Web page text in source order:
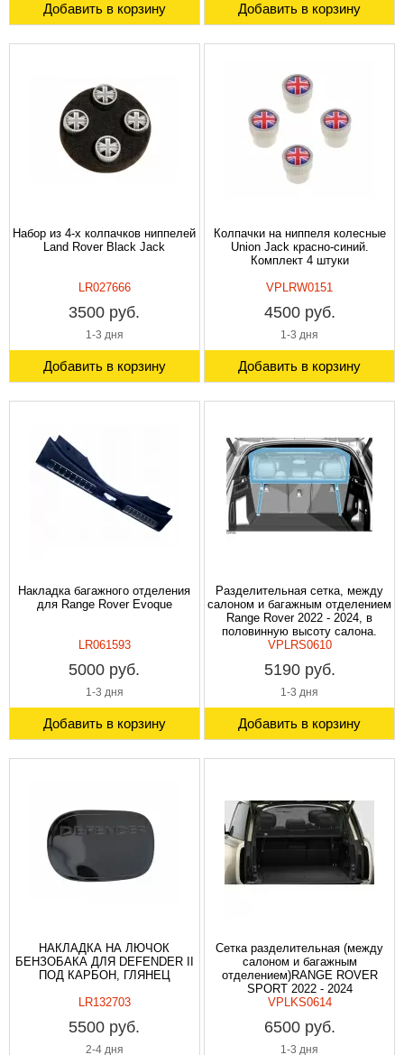
Добавить в корзину Добавить в корзину
Набор из 4-х колпачков ниппелей
Land Rover Black Jack
LR027666
3500 руб.
1-3 дня
Добавить в корзину
Колпачки на ниппеля колесные
Union Jack красно-синий.
Комплект 4 штуки
VPLRW0151
4500 руб.
1-3 дня
Добавить в корзину
Накладка багажного отделения
для Range Rover Evoque
LR061593
5000 руб.
1-3 дня
Добавить в корзину
Разделительная сетка, между
салоном и багажным отделением
Range Rover 2022 - 2024, в
половинную высоту салона.
VPLRS0610
5190 руб.
1-3 дня
Добавить в корзину
НАКЛАДКА НА ЛЮЧОК
БЕНЗОБАКА ДЛЯ DEFENDER II
ПОД КАРБОН, ГЛЯНЕЦ
LR132703
5500 руб.
2-4 дня
Сетка разделительная (между
салоном и багажным
отделением)RANGE ROVER
SPORT 2022 - 2024
VPLKS0614
6500 руб.
1-3 дня